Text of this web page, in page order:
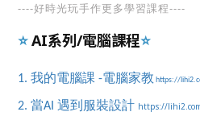
----好時光玩手作更多學習課程----
⭐️ AI系列/電腦課程⭐️
1. 我的電腦課 -電腦家教 https://
2. 當AI 遇到服裝設計 https://